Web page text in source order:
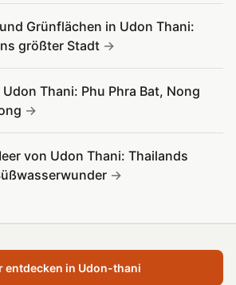
Grünflächen in Udon Thani:
größter Stadt
Thani: Phu Phra Bat, Nong
von Udon Thani: Thailands
entdecken in Udon-thani